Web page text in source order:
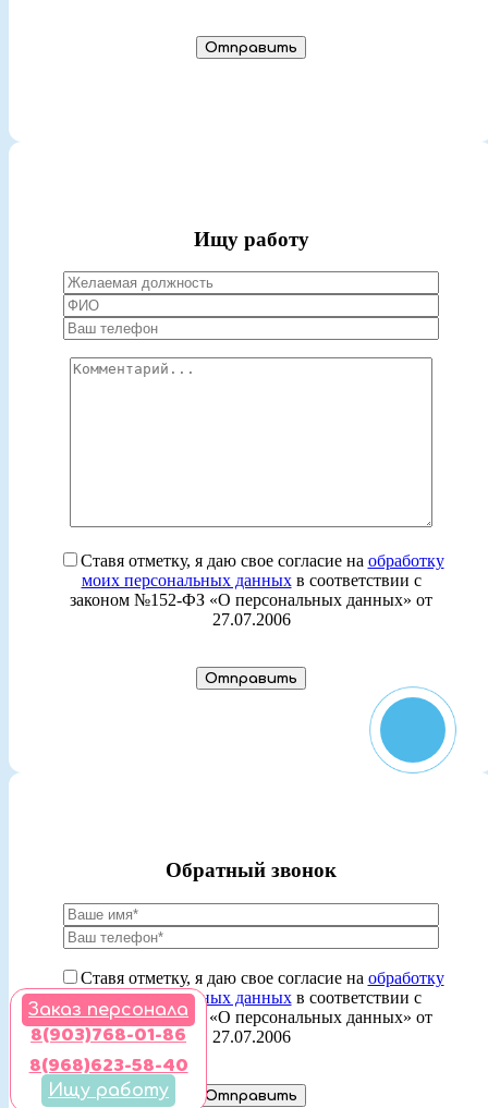
Ищу работу
Ставя отметку, я даю свое согласие на обработку
моих персональных данныхв соответствии с
законом №152-ФЗ «О персональных данных» от
27.07.2006
Обратный звонок
Ставя отметку, я даю свое согласие на обработку
моих персональных данныхв соответствии с
законом №152-ФЗ «О персональных данных» от
27.07.2006
Заказ персонала
8(903)768-01-86
8(968)623-58-40
Ищу работу